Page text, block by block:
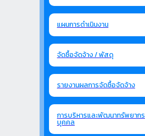
แผนการดำเนินงาน
จัดซื้อจัดจ้าง / พัสดุ
รายงานผลการจัดซื้อจัดจ้าง
การบริหารและพัฒนาทรัพยากร
บุคคล